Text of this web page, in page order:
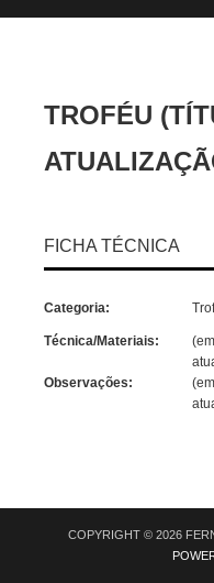
TROFÉU
FICHA TÉCNICA
Categoria:
Técnica/Materiais:
(em
Observações:
(em
COPYRIGHT © 2026